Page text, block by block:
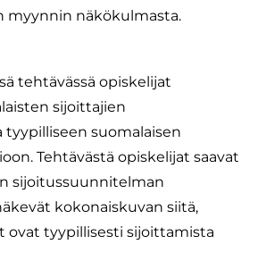
myynnin näkökulmasta.
tehtävässä opiskelijat
sijoittajien
tyypilliseen suomalaisen
Tehtävästä opiskelijat saavat
sijoitussuunnitelman
kokonaiskuvan siitä,
ovat tyypillisesti sijoittamista